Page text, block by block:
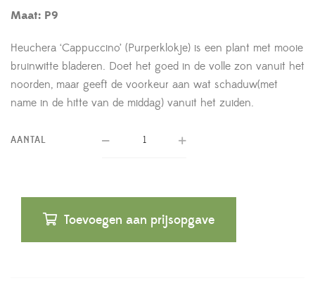
Maat: P9
Heuchera ‘Cappuccino’ (Purperklokje) is een plant met mooie
bruinwitte bladeren. Doet het goed in de volle zon vanuit het
noorden, maar geeft de voorkeur aan wat schaduw(met
name in de hitte van de middag) vanuit het zuiden.
AANTAL
Toevoegen aan prijsopgave